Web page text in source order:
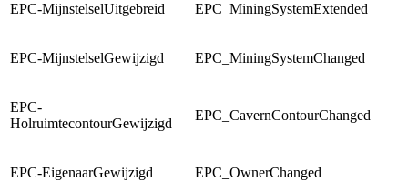
EPC-MijnstelselUitgebreid EPC_MiningSystemExtended
EPC-MijnstelselGewijzigd EPC_MiningSystemChanged
EPC-
HolruimtecontourGewijzigd
EPC_CavernContourChanged
EPC-EigenaarGewijzigd EPC_OwnerChanged